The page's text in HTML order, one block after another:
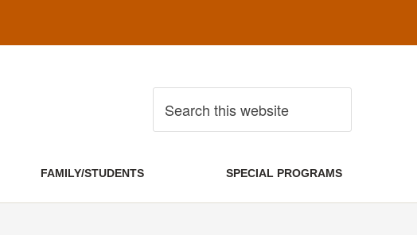
FAMILY/STUDENTS SPECIAL PROGRAMS